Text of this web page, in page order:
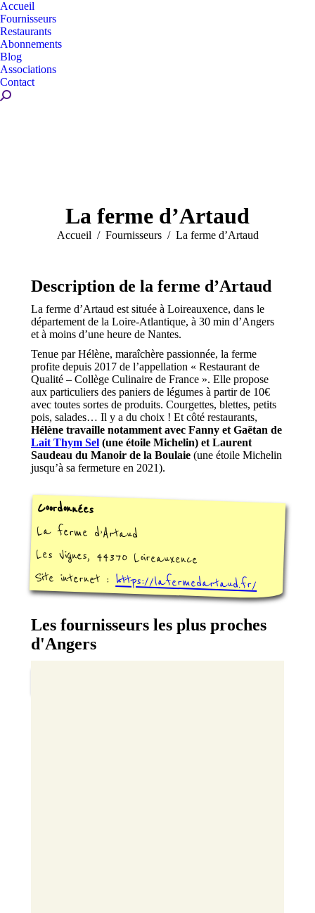
Accueil
Fournisseurs
Restaurants
Abonnements
Blog
Associations
Contact
Recherche
La ferme d’Artaud
Vous êtes ici :
Accueil Fournisseurs La ferme d’Artaud
Description de la ferme d’Artaud
La ferme d’Artaud est située à Loireauxence, dans le
département de la Loire-Atlantique, à 30 min d’Angers
et à moins d’une heure de Nantes.
Tenue par Hélène, maraîchère passionnée, la ferme
profite depuis 2017 de l’appellation « Restaurant de
Qualité – Collège Culinaire de France ». Elle propose
aux particuliers des paniers de légumes à partir de 10€
avec toutes sortes de produits. Courgettes, blettes, petits
pois, salades… Il y a du choix ! Et côté restaurants,
Hélène travaille notamment avec Fanny et Gaëtan de
Lait Thym Sel (une étoile Michelin) et Laurent
Saudeau du Manoir de la Boulaie (une étoile Michelin
jusqu’à sa fermeture en 2021).
Coordonnées
La ferme d’Artaud
Les Vignes, 44370 Loireauxence
Site internet : https://lafermedartaud.fr/
Les fournisseurs les plus proches
d'Angers